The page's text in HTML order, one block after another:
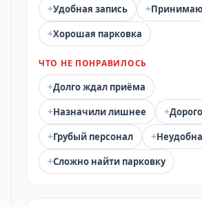
+Удобная запись +
+Хорошая парковка
ЧТО НЕ ПОНРАВИЛОСЬ
+Долго ждал приёма
+Назначили лишнее +Дорого
+Грубый персонал +
+Сложно найти парковку